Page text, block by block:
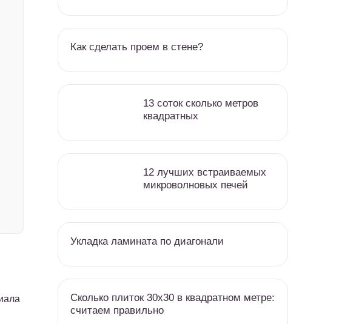
Как сделать проем в стене?
13 соток сколько метров
квадратных
12 лучших встраиваемых
микроволновых печей
Укладка ламината по диагонали
Сколько плиток 30х30 в квадратном метре:
считаем правильно